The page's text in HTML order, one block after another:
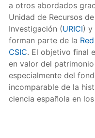
a otros abordados
Unidad de Recursos
Investigación (URICI) y
forman parte de la
CSIC. El objetivo final
en valor del
especialmente del
incomparable de la
ciencia española en